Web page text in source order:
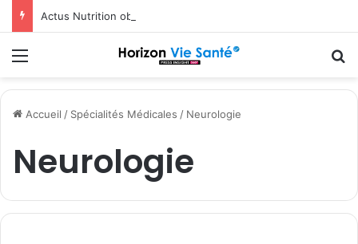
Actus Nutrition obtient le statut Certified B Corporation™
Menu
Accueil / Spécialités Médicales / Neurologie
Neurologie